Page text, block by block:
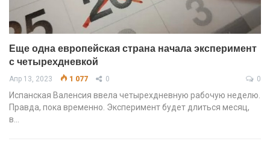
Еще одна европейская страна начала эксперимент
с четырехдневкой
Апр 13, 2023 1 077 0 0
Испанская Валенсия ввела четырехдневную рабочую неделю.
Правда, пока временно. Эксперимент будет длиться месяц,
в…